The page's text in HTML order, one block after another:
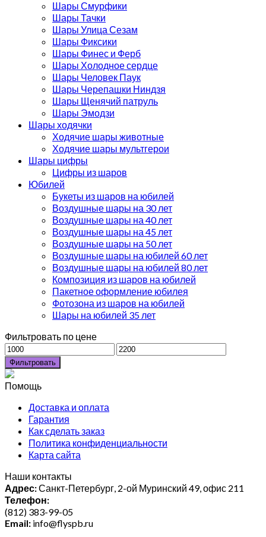
Шары Смурфики
Шары Тачки
Шары Улица Сезам
Шары Фиксики
Шары Финес и Ферб
Шары Холодное сердце
Шары Человек Паук
Шары Черепашки Ниндзя
Шары Щенячий патруль
Шары Эмодзи
Шары ходячки
Ходячие шары животные
Ходячие шары мультгерои
Шары цифры
Цифры из шаров
Юбилей
Букеты из шаров на юбилей
Воздушные шары на 30 лет
Воздушные шары на 40 лет
Воздушные шары на 45 лет
Воздушные шары на 50 лет
Воздушные шары на юбилей 60 лет
Воздушные шары на юбилей 80 лет
Композиция из шаров на юбилей
Пакетное оформление юбилея
Фотозона из шаров на юбилей
Шары на юбилей 35 лет
Фильтровать по цене
Фильтровать
Помощь
Доставка и оплата
Гарантия
Как сделать заказ
Политика конфиденциальности
Карта сайта
Наши контакты
Адрес:Санкт-Петербург, 2-ой Муринский 49, офис 211
Телефон:
(812) 383-99-05
Email: info@flyspb.ru